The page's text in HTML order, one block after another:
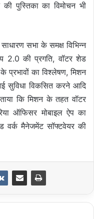
की पुस्तिका का विमोचन भी
सभा के समक्ष विभिन्न
2.0 की प्रगति, वॉटर शेड
प्रभावों का विश्लेषण, मिशन
सुविधा विकसित करने आदि
कि मिशन के तहत वॉटर
ऑफिसर मोबाइल ऐप का
वर्क मैनेजमेंट सॉफ्टवेयर की